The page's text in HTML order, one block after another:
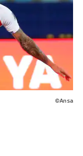
©Ansa